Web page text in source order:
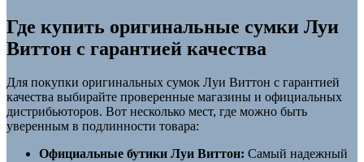
Где купить оригинальные сумки Луи
Виттон с гарантией качества
Для покупки оригинальных сумок Луи Виттон с гарантией
качества выбирайте проверенные магазины и официальных
дистрибьюторов. Вот несколько мест, где можно быть
уверенным в подлинности товара:
Официальные бутики Луи Виттон: Самый надежный